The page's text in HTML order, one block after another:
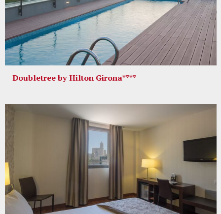
Doubletree by Hilton Girona****